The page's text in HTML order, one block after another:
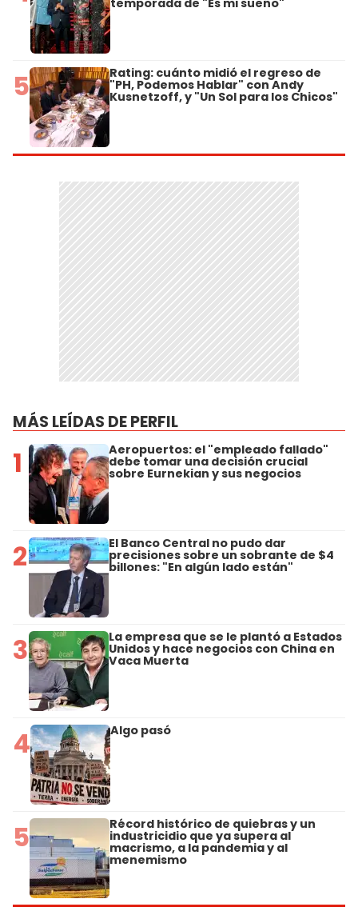
temporada de "Es mi sueño"
5 Rating: cuánto midió el regreso de
"PH, Podemos Hablar" con Andy
Kusnetzoff, y "Un Sol para los Chicos"
MÁS LEÍDAS DE PERFIL
1 Aeropuertos: el "empleado fallado"
debe tomar una decisión crucial
sobre Eurnekian y sus negocios
2 El Banco Central no pudo dar
precisiones sobre un sobrante de $4
billones: "En algún lado están"
3 La empresa que se le plantó a Estados
Unidos y hace negocios con China en
Vaca Muerta
4 Algo pasó
5 Récord histórico de quiebras y un
industricidio que ya supera al
macrismo, a la pandemia y al
menemismo